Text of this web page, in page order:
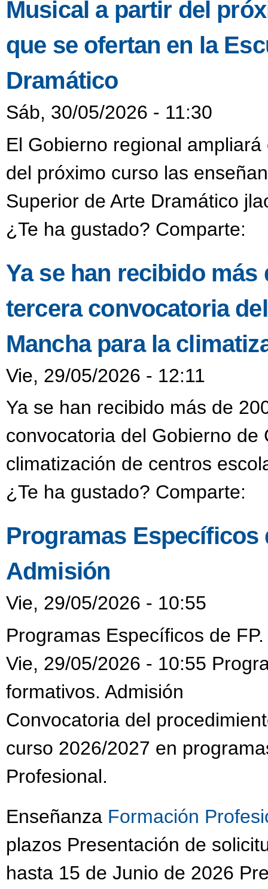
Musical a partir del
que se ofertan en la
Dramático
Sáb, 30/05/2026 - 11:30
El Gobierno regional
del próximo curso las
Superior de Arte Dramático
¿Te ha gustado? Comparte:
Ya se han recibido
tercera convocatoria
Mancha para la
Vie, 29/05/2026 - 12:11
Ya se han recibido más de
convocatoria del Gobierno
climatización de centros
¿Te ha gustado? Comparte:
Programas Específicos
Admisión
Vie, 29/05/2026 - 10:55
Programas Específicos de
Vie, 29/05/2026 - 10:55
formativos. Admisión
Convocatoria del
curso 2026/2027 en
Profesional.
Enseñanza Formación
plazos Presentación de
hasta 15 de Junio de 2026